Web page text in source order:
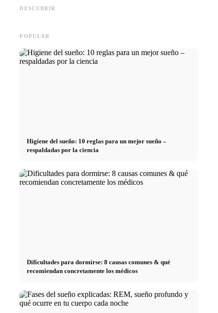
DESCUBRIR
carrera
POPULAR
Higiene del sueño: 10 reglas para un mejor sueño –
respaldadas por la ciencia
Dificultades para dormirse: 8 causas comunes & qué
recomiendan concretamente los médicos